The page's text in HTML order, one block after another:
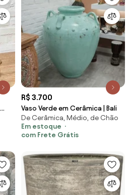
R$ 3.700
Vaso Verde em Cerâmica | Bali
De Cerâmica, Médio, de Chão
Em estoque
com Frete Grátis